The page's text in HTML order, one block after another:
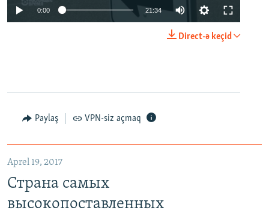
0:00 21:34
Direct-ə keçid
Paylaş VPN-siz açmaq
Aprel 19, 2017
Страна самых
высокопоставленных